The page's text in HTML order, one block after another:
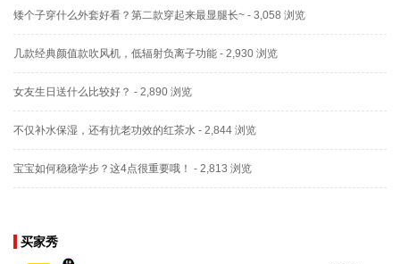
矮个子穿什么外套好看？第二款穿起来最显腿长~ - 3,058 浏览
几款经典颜值款吹风机，低辐射负离子功能 - 2,930 浏览
女友生日送什么比较好？ - 2,890 浏览
不仅补水保湿，还有抗老功效的红茶水 - 2,844 浏览
宝宝如何稳稳学步？这4点很重要哦！ - 2,813 浏览
买家秀